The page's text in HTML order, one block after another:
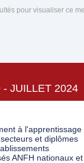
pour visualiser ce
JUILLET 2024
à l'apprentissage
et diplômes
ANFH nationaux et